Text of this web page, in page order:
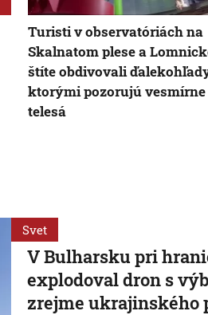
Turisti v observatóriách na
Skalnatom plese a
štíte obdivovali
ktorými pozorujú vesmírne
telesá
Svet
V Bulharsku pri
explodoval dron s
zrejme ukrajinského